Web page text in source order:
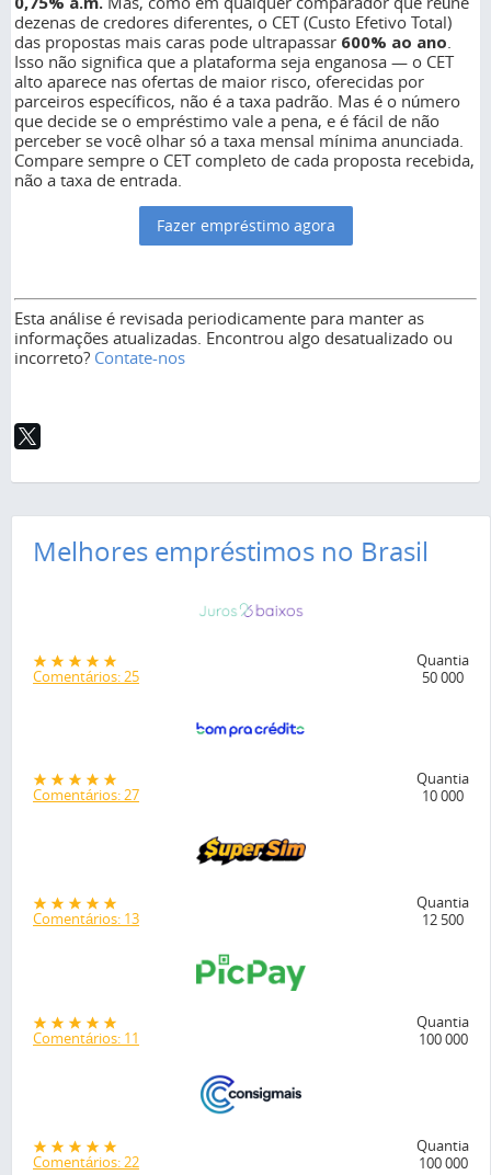
dezenas de credores diferentes, o CET (Custo Efetivo Total)
das propostas mais caras pode ultrapassar 600% ao ano
Isso não significa que a plataforma seja enganosa — o CET
alto aparece nas ofertas de maior risco, oferecidas por
parceiros específicos, não é a taxa padrão. Mas é o número
que decide se o empréstimo vale a pena, e é fácil de não
perceber se você olhar só a taxa mensal mínima anunciada.
Compare sempre o CET completo de cada proposta recebida,
não a taxa de entrada.
Fazer empréstimo agora
Esta análise é revisada periodicamente para manter as
informações atualizadas. Encontrou algo desatualizado ou
incorreto? Contate-nos
Melhores empréstimos no Brasil
Comentários: 25
Quantia
50 000
Comentários: 27
Quantia
10 000
Comentários: 13
Quantia
12 500
Comentários: 11
Quantia
100 000
Comentários: 22
Quantia
100 000